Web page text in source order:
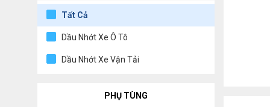
Tất Cả
Dầu Nhớt Xe Ô Tô
Dầu Nhớt Xe Vận Tải
PHỤ TÙNG